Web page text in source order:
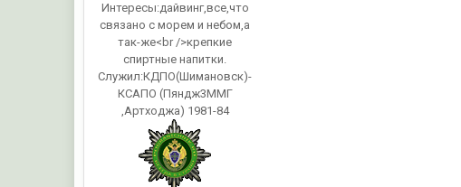
Интересы:дайвинг,все,что
связано с морем и небом,а
так-же<br />крепкие
спиртные напитки.
Служил:КДПО(Шимановск)-
КСАПО (Пяндж3ММГ
,Артходжа) 1981-84